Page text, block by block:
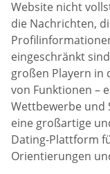
Website nicht
die Nachrichten,
eingeschränkt
großen Playern in
von Funktionen –
Wettbewerbe und
eine großartige
Dating-Plattform
Orientierungen